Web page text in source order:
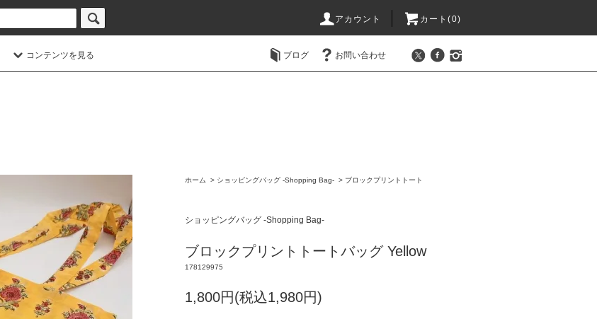
アカウント カート(0)
コンテンツを見る ブログ お問い合わせ
ホーム > ショッピングバッグ -Shopping Bag- > ブロックプリントトート
ショッピングバッグ -Shopping Bag-
ブロックプリントトートバッグ Yellow
178129975
1,800円(税込1,980円)